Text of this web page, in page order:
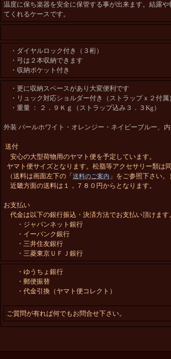
温度に保ち楽器を安全に保管する事が出来ます。結露
てくれるケースです。
・ダイヤルロック付き（３桁）
・弓は２本収納できます
・収納ポケット付き
・更に収納スペースがあり大変便利です
・リュック対応ショルダー付き（ストラップｘ２付属
・重量 ： ２．９Ｋｇ（ストラップ込み３．３Kg）
外装 パールホワイト・オレンジー・ネイビーブルー、
送付
安心の大型荷物用のヤマト便を予定しています。
ヤマト便サイズとなります。松脂等アクセサリー類は
（送料は画面左下の「 送料のご案内 」をご参照下さい。
近畿方面の送料は１，７８０円からとなります。
お支払い
代金は以下の銀行振込・決済方法でお支払い頂けます
・ジャパンネット銀行
・イーバンク銀行
・三井住友銀行
・三菱東京ＵＦＪ銀行
・ゆうちょ銀行
・郵便振替
・代金引換（ヤマト便コレクト）
ご質問が有れば何でもお問合せ下さい。